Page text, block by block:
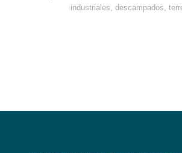
industriales, descampados,